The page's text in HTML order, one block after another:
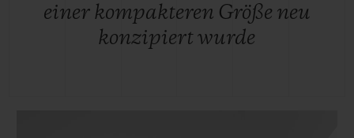
einer kompakteren Größe neu
konzipiert wurde